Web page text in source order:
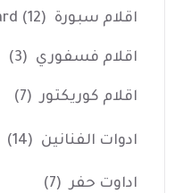
اقلام سبورة White Board (12)
اقلام فسفوري (3)
اقلام كوريكتور (7)
ادوات الفنانين (14)
اداوت حفر (7)